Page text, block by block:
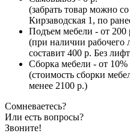
(забрать товар можно
Кирзаводская 1, по
Подъем мебели - от 200
(при наличии рабочего
составит 400 р. Без
Сборка мебели - от 10%
(стоимость сборки
менее 2100 р.)
Сомневаетесь?
Или есть вопросы?
Звоните!